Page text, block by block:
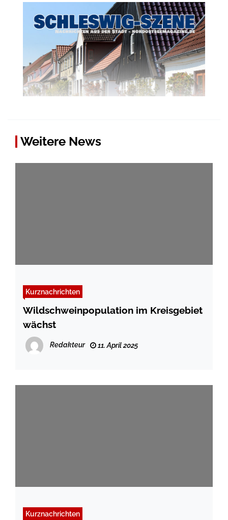
Weitere News
Kurznachrichten
Wildschweinpopulation im Kreisgebiet
wächst
Redakteur 11. April 2025
Kurznachrichten